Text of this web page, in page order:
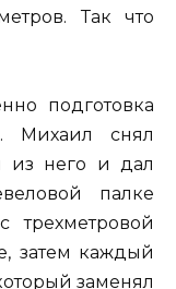
Так что
подготовка
Михаил снял
из него и дал
палке
трехметровой
затем каждый
заменял